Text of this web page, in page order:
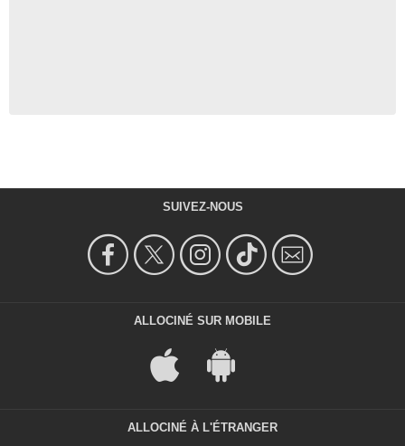
SUIVEZ-NOUS
ALLOCINÉ SUR MOBILE
ALLOCINÉ À L'ÉTRANGER